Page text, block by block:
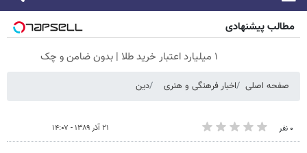
مطالب پیشنهادی
۱ میلیارد اعتبار خرید طلا | بدون ضامن و چک
صفحه اصلی اخبار فرهنگی و هنری دین
۰ نفر ۲۱ آذر ۱۳۸۹ - ۱۴:۰۷